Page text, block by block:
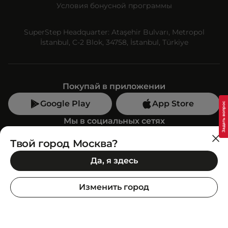
Условия бонусной программы
SuperStep Headquarter: Ataşehir Bulvarı, Metropol
İstanbul, C-2 Blok, 34758, İstanbul, Türkiye
Покупай в приложении
Google Play
App Store
Мы в социальных сетях
Позвони нам
+7 (499) 350-55-33
C 10:00 до 19:00
SuperStep-бот
Твой город Москва?
Да, я здесь
Изменить город